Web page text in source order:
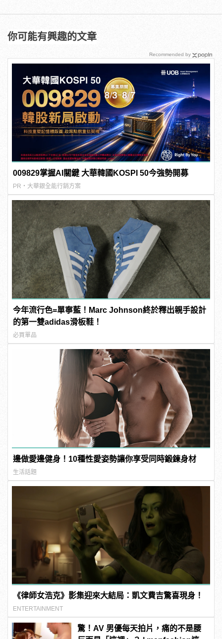
你可能有興趣的文章
009829掌握AI關鍵 大華韓國KOSPI 50今強勢開募
PR・大華銀全能行銷方案
今年流行色=單寧藍！Marc Johnson終於釋出親手設計
的第一雙adidas滑板鞋！
必買單品
邊做愛邊健身！10種性愛姿勢讓你享受同時鍛鍊身材
生活話題
《律師女浩克》影集迎來大結局：凱文費吉驚喜現身！
ENTERTAINMENT
驚！AV 男優每天拍片，痛的不是腰
Recommended by